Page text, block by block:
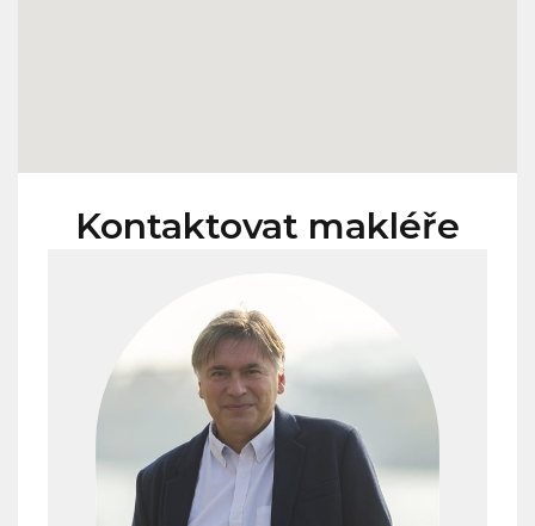
Kontaktovat makléře